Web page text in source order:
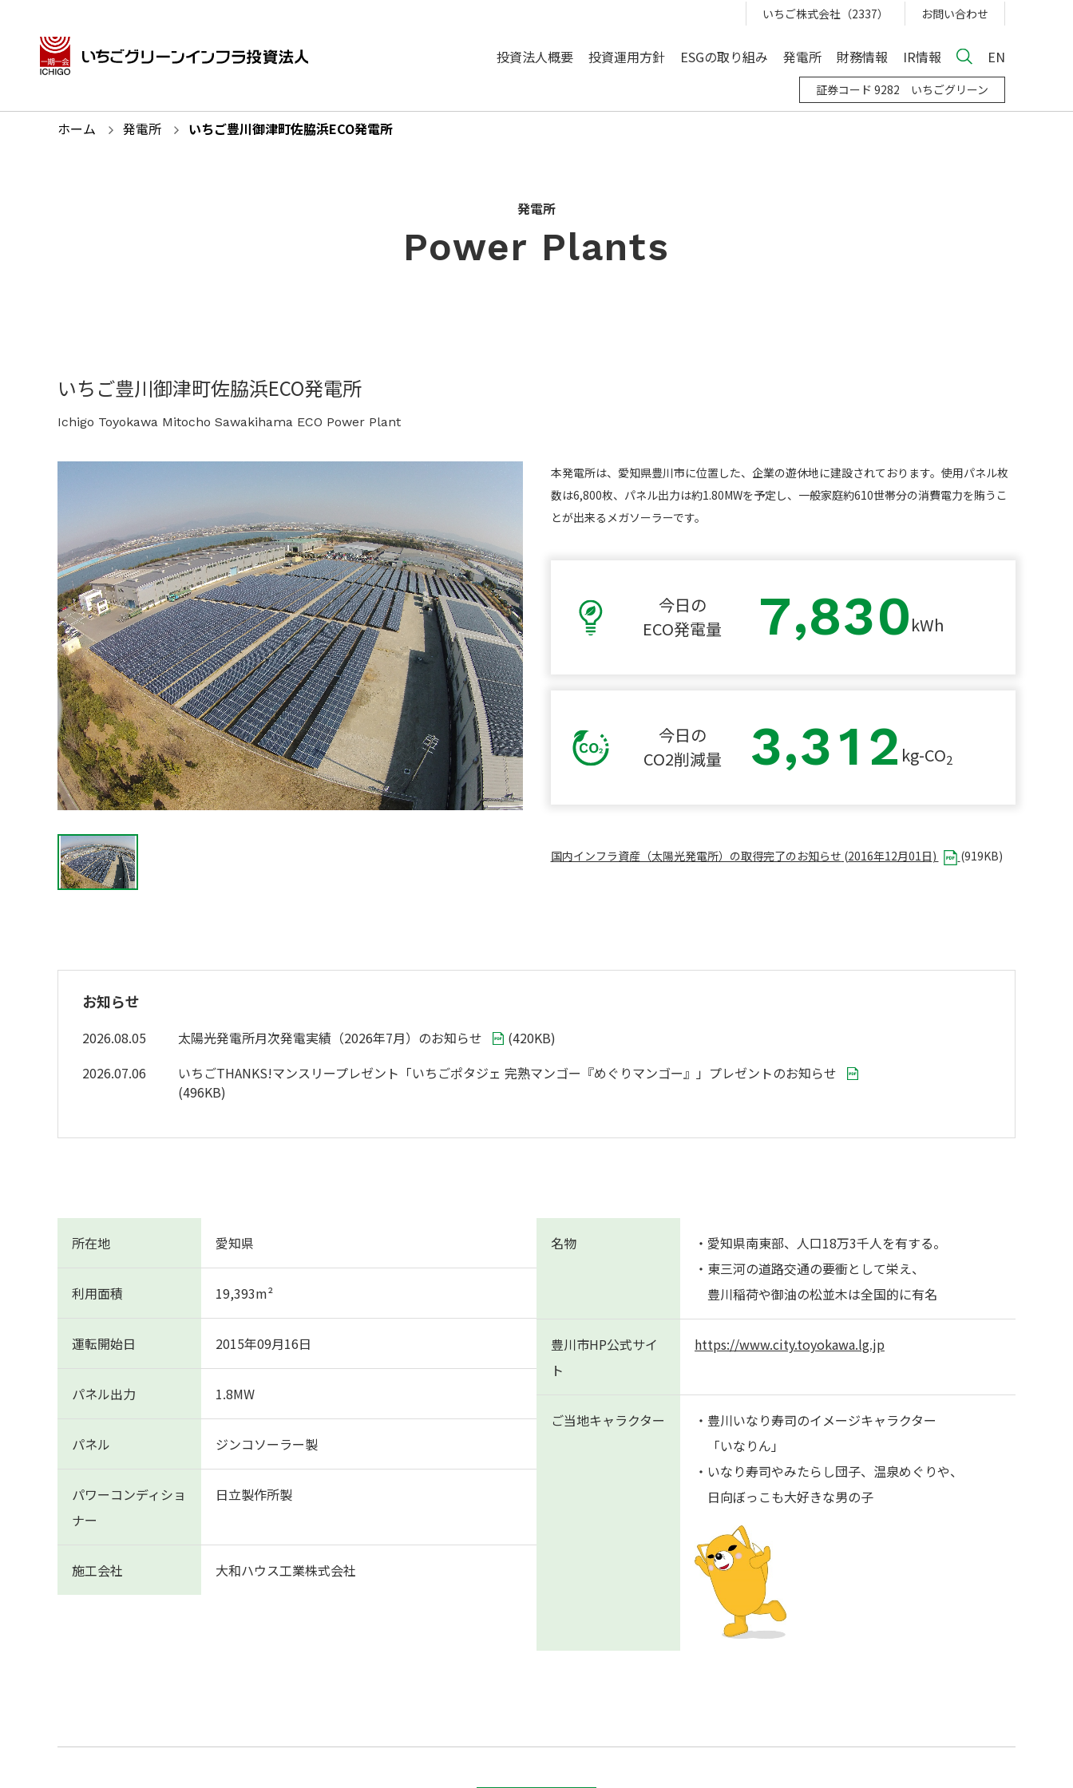
投資法人概要 投資運用方針 ESGの取り組み 発電所 財務情報 IR情報 EN
いちご株式会社（2337） お問い合わせ
証券コード 9282 いちごグリーン
ホーム 発電所 いちご豊川御津町佐脇浜ECO発電所
発電所
Power Plants
いちご豊川御津町佐脇浜ECO発電所
Ichigo Toyokawa Mitocho Sawakihama ECO Power Plant
本発電所は、愛知県豊川市に位置した、企業の遊休地に建設されております。使用パネル枚
数は6,800枚、パネル出力は約1.80MWを予定し、一般家庭約610世帯分の消費電力を賄うこ
とが出来るメガソーラーです。
今日の
ECO発電量
7,830kWh
今日の
CO2削減量
3,31 2 kg-CO2
国内インフラ資産（太陽光発電所）の取得完了のお知らせ (2016年12月01日) (919KB)
お知らせ
2026.08.05 太陽光発電所月次発電実績（2026年7月）のお知らせ (420KB)
2026.07.06
いちごTHANKS!マンスリープレゼント「いちごポタジェ 完熟マンゴー『めぐりマンゴー』」プレゼントのお知らせ
(496KB)
所在地 愛知県
利用面積 19,393m²
運転開始日 2015年09月16日
パネル出力 1.8MW
パネル ジンコソーラー製
パワーコンディショ
ナー
日立製作所製
施工会社 大和ハウス工業株式会社
名物
・愛知県南東部、人口18万3千人を有する。
・東三河の道路交通の要衝として栄え、
豊川稲荷や御油の松並木は全国的に有名
豊川市HP公式サイ
ト
https://www.city.toyokawa.lg.jp
ご当地キャラクター
・豊川いなり寿司のイメージキャラクター
「いなりん」
・いなり寿司やみたらし団子、温泉めぐりや、
日向ぼっこも大好きな男の子